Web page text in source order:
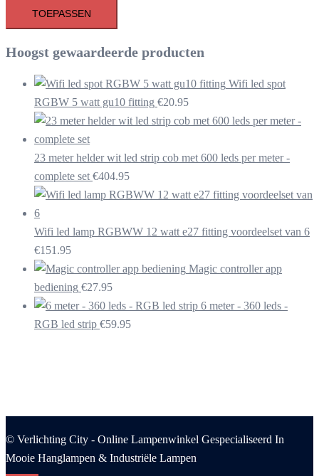
TOEPASSEN
Hoogst gewaardeerde producten
Wifi led spot
RGBW 5 watt gu10 fitting €20.95
23 meter helder wit led strip cob met 600 leds per meter -
complete set €404.95
Wifi led lamp RGBWW 12 watt e27 fitting voordeelset van 6
€151.95
Magic controller app
bediening €27.95
6 meter - 360 leds -
RGB led strip €59.95
© Verlichting City - Online Lampenwinkel Gespecialiseerd In
Mooie Hanglampen & Industriële Lampen